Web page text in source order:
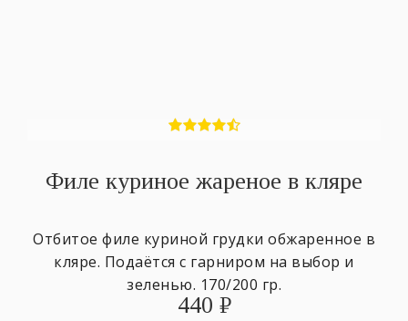
Филе куриное жареное в кляре
Отбитое филе куриной грудки обжаренное в
кляре. Подаётся с гарниром на выбор и
зеленью. 170/200 гр.
440 ₽